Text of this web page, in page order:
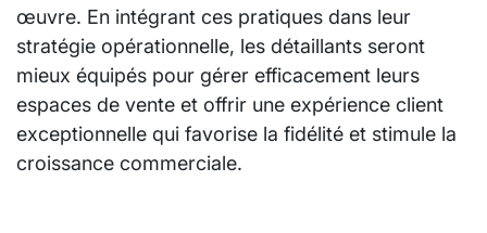
œuvre. En intégrant ces pratiques dans leur
stratégie opérationnelle, les détaillants seront
mieux équipés pour gérer efficacement leurs
espaces de vente et offrir une expérience client
exceptionnelle qui favorise la fidélité et stimule la
croissance commerciale.